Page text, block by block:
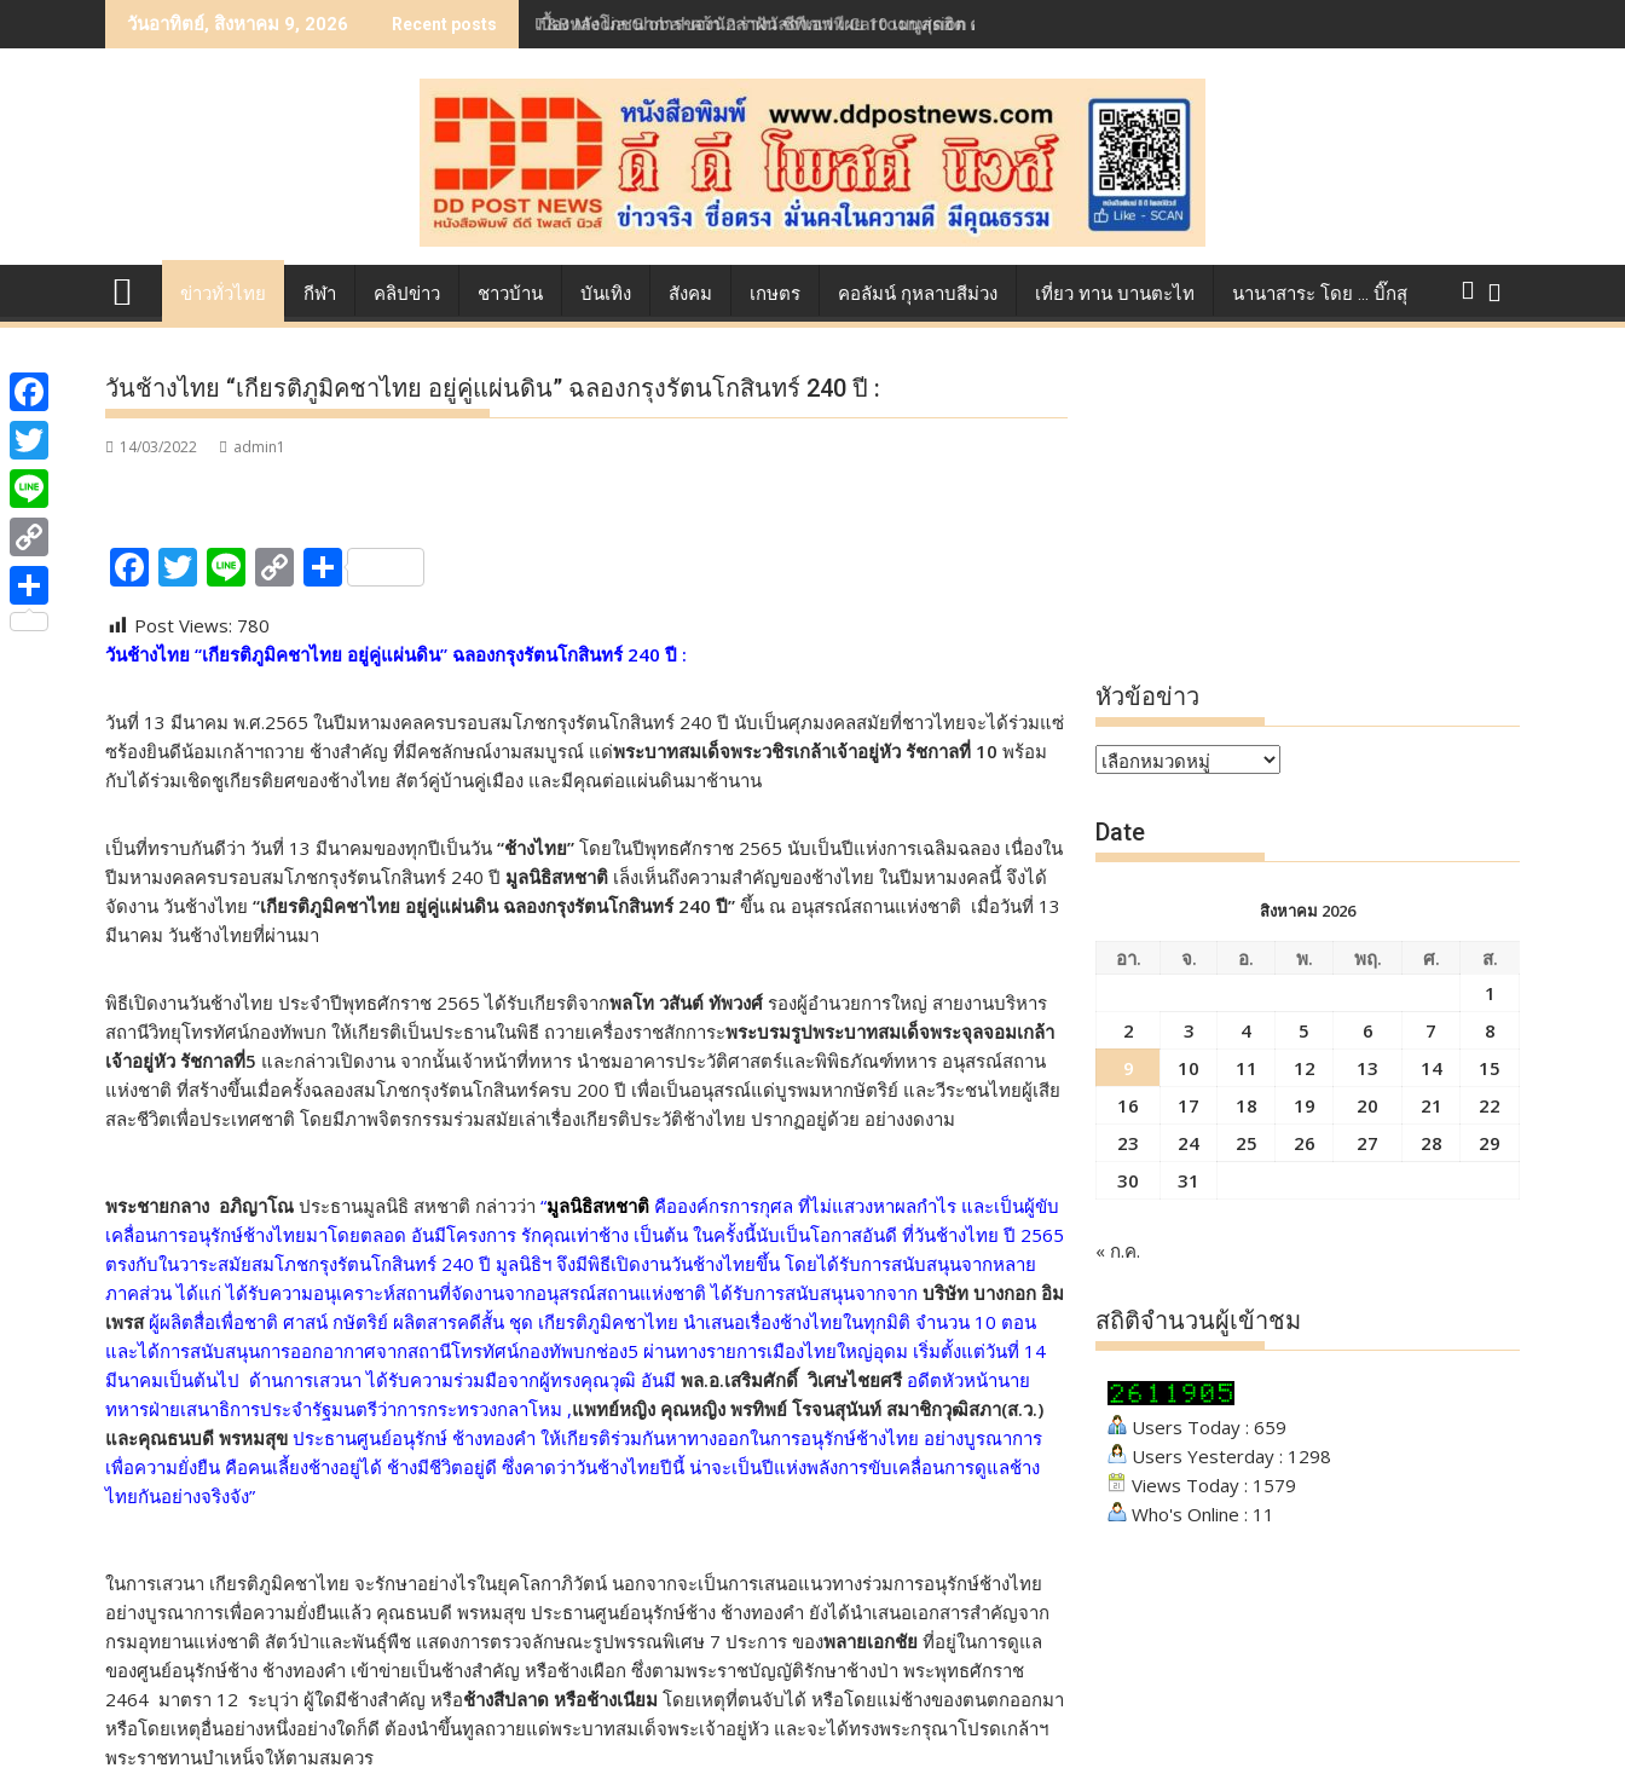
to
วันอาทิตย์, สิงหาคม 9, 2026 Recent posts เบื้องหลังโภชนาการของนักล่าฝัน ซีพีเอฟ เผย 10 เมนูสุดฮิต ตลอดเส้นทางการแข่งขัน True AF 2026 :
ข่าวทั่วไทย กีฬา คลิปข่าว ชาวบ้าน บันเทิง สังคม เกษตร คอลัมน์ กุหลาบสีม่วง เที่ยว ทาน บานตะไท นานาสาระ โดย … บิ๊กสุ
วันช้างไทย “เกียรติภูมิคชาไทย อยู่คู่แผ่นดิน” ฉลองกรุงรัตนโกสินทร์ 240 ปี :
14/03/2022 admin1
F
e
o
o
k
T
itt
Li
e
C
p
Li
n
k
S
ar
e
Post Views: 780
วันช้างไทย “เกียรติภูมิคชาไทย อยู่คู่แผ่นดิน” ฉลองกรุงรัตนโกสินทร์ 240 ปี :
วันที่ 13 มีนาคม พ.ศ.2565 ในปีมหามงคลครบรอบสมโภชกรุงรัตนโกสินทร์ 240 ปี นับเป็นศุภมงคลสมัยที่ชาวไทยจะได้ร่วมแซ่
ซร้องยินดีน้อมเกล้าฯถวาย ช้างสำคัญ ที่มีคชลักษณ์งามสมบูรณ์ แด่พระบาทสมเด็จพระวชิรเกล้าเจ้าอยู่หัว รัชกาลที่ 10 พร้อม
กับได้ร่วมเชิดชูเกียรติยศของช้างไทย สัตว์คู่บ้านคู่เมือง และมีคุณต่อแผ่นดินมาช้านาน
เป็นที่ทราบกันดีว่า วันที่ 13 มีนาคมของทุกปีเป็นวัน “ช้างไทย” โดยในปีพุทธศักราช 2565 นับเป็นปีแห่งการเฉลิมฉลอง เนื่องใน
ปีมหามงคลครบรอบสมโภชกรุงรัตนโกสินทร์ 240 ปี มูลนิธิสหชาติ เล็งเห็นถึงความสำคัญของช้างไทย ในปีมหามงคลนี้ จึงได้
จัดงาน วันช้างไทย “เกียรติภูมิคชาไทย อยู่คู่แผ่นดิน ฉลองกรุงรัตนโกสินทร์ 240 ปี” ขึ้น ณ อนุสรณ์สถานแห่งชาติ เมื่อวันที่ 13
มีนาคม วันช้างไทยที่ผ่านมา
พิธีเปิดงานวันช้างไทย ประจำปีพุทธศักราช 2565 ได้รับเกียรติจากพลโท วสันต์ ทัพวงศ์ รองผู้อำนวยการใหญ่ สายงานบริหาร
สถานีวิทยุโทรทัศน์กองทัพบก ให้เกียรติเป็นประธานในพิธี ถวายเครื่องราชสักการะพระบรมรูปพระบาทสมเด็จพระจุลจอมเกล้า
เจ้าอยู่หัว รัชกาลที่5 และกล่าวเปิดงาน จากนั้นเจ้าหน้าที่ทหาร นำชมอาคารประวัติศาสตร์และพิพิธภัณฑ์ทหาร อนุสรณ์สถาน
แห่งชาติ ที่สร้างขึ้นเมื่อครั้งฉลองสมโภชกรุงรัตนโกสินทร์ครบ 200 ปี เพื่อเป็นอนุสรณ์แด่บูรพมหากษัตริย์ และวีระชนไทยผู้เสีย
สละชีวิตเพื่อประเทศชาติ โดยมีภาพจิตรกรรมร่วมสมัยเล่าเรื่องเกียรติประวัติช้างไทย ปรากฏอยู่ด้วย อย่างงดงาม
พระชายกลาง อภิญาโณ ประธานมูลนิธิ สหชาติ กล่าวว่า “มูลนิธิสหชาติ คือองค์กรการกุศล ที่ไม่แสวงหาผลกำไร และเป็นผู้ขับ
เคลื่อนการอนุรักษ์ช้างไทยมาโดยตลอด อันมีโครงการ รักคุณเท่าช้าง เป็นต้น ในครั้งนี้นับเป็นโอกาสอันดี ที่วันช้างไทย ปี 2565
ตรงกับในวาระสมัยสมโภชกรุงรัตนโกสินทร์ 240 ปี มูลนิธิฯ จึงมีพิธีเปิดงานวันช้างไทยขึ้น โดยได้รับการสนับสนุนจากหลาย
ภาคส่วน ได้แก่ ได้รับความอนุเคราะห์สถานที่จัดงานจากอนุสรณ์สถานแห่งชาติ ได้รับการสนับสนุนจากจาก บริษัท บางกอก อิม
เพรส ผู้ผลิตสื่อเพื่อชาติ ศาสน์ กษัตริย์ ผลิตสารคดีสั้น ชุด เกียรติภูมิคชาไทย นำเสนอเรื่องช้างไทยในทุกมิติ จำนวน 10 ตอน
และได้การสนับสนุนการออกอากาศจากสถานีโทรทัศน์กองทัพบกช่อง5 ผ่านทางรายการเมืองไทยใหญ่อุดม เริ่มตั้งแต่วันที่ 14
มีนาคมเป็นต้นไป ด้านการเสวนา ได้รับความร่วมมือจากผู้ทรงคุณวุฒิ อันมี พล.อ.เสริมศักดิ์ วิเศษไชยศรี อดีตหัวหน้านาย
ทหารฝ่ายเสนาธิการประจำรัฐมนตรีว่าการกระทรวงกลาโหม ,แพทย์หญิง คุณหญิง พรทิพย์ โรจนสุนันท์ สมาชิกวุฒิสภา(ส.ว.)
และคุณธนบดี พรหมสุข ประธานศูนย์อนุรักษ์ ช้างทองคำ ให้เกียรติร่วมกันหาทางออกในการอนุรักษ์ช้างไทย อย่างบูรณาการ
เพื่อความยั่งยืน คือคนเลี้ยงช้างอยู่ได้ ช้างมีชีวิตอยู่ดี ซึ่งคาดว่าวันช้างไทยปีนี้ น่าจะเป็นปีแห่งพลังการขับเคลื่อนการดูแลช้าง
ไทยกันอย่างจริงจัง”
ในการเสวนา เกียรติภูมิคชาไทย จะรักษาอย่างไรในยุคโลกาภิวัตน์ นอกจากจะเป็นการเสนอแนวทางร่วมการอนุรักษ์ช้างไทย
อย่างบูรณาการเพื่อความยั่งยืนแล้ว คุณธนบดี พรหมสุข ประธานศูนย์อนุรักษ์ช้าง ช้างทองคำ ยังได้นำเสนอเอกสารสำคัญจาก
กรมอุทยานแห่งชาติ สัตว์ป่าและพันธุ์พืช แสดงการตรวจลักษณะรูปพรรณพิเศษ 7 ประการ ของพลายเอกชัย ที่อยู่ในการดูแล
ของศูนย์อนุรักษ์ช้าง ช้างทองคำ เข้าข่ายเป็นช้างสำคัญ หรือช้างเผือก ซึ่งตามพระราชบัญญัติรักษาช้างป่า พระพุทธศักราช
2464 มาตรา 12 ระบุว่า ผู้ใดมีช้างสำคัญ หรือช้างสีปลาด หรือช้างเนียม โดยเหตุที่ตนจับได้ หรือโดยแม่ช้างของตนตกออกมา
หรือโดยเหตุอื่นอย่างหนึ่งอย่างใดก็ดี ต้องนำขึ้นทูลถวายแด่พระบาทสมเด็จพระเจ้าอยู่หัว และจะได้ทรงพระกรุณาโปรดเกล้าฯ
พระราชทานบำเหน็จให้ตามสมควร
หัวข้อข่าว
หัวข้อ
Date
สิงหาคม 2026
อา. จ. อ. พ. พฤ. ศ.
ส.
1
2
3 4 5 6 7
8
9
10 11 12 13 14
15
16
17 18 19 20 21
22
23
24 25 26 27 28
29
30
31
« ก.ค.
สถิติจำนวนผู้เข้าชม
Users Today : 659
Users Yesterday : 1298
Views Today : 1579
Who's Online : 11
F
a
c
e
b
o
T
w
i
t
t
L
i
n
C
o
S